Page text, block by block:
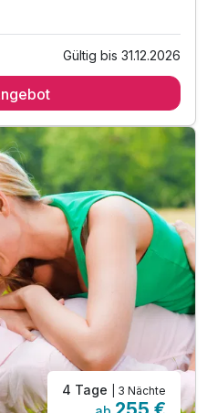
Buffet
Gültig bis 31.12.2026
4 Tage | 3 Nächte